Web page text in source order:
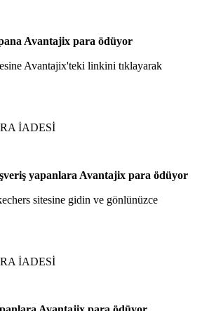
Avantajix para ödüyor
Avantajix'teki linkini tıklayarak
İADESİ
yapanlara Avantajix para ödüyor
sitesine gidin ve gönlünüzce
İADESİ